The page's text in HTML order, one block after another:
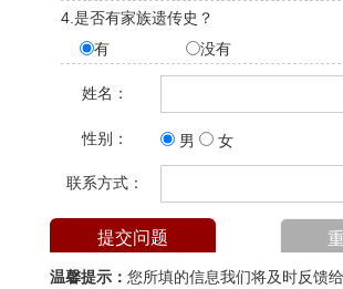
4.是否有家族遗传史？
有
没有
姓名：
性别： 男 女
联系方式：
温馨提示： 您所填的信息我们将及时反馈